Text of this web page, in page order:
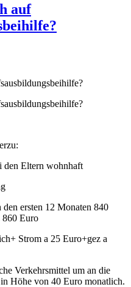
auf
den Eltern wohnhaft
ersten 12 Monaten 840
860 Euro
Strom a 25 Euro+gez a
Verkehrsmittel um an die
Höhe von 40 Euro monatlich.